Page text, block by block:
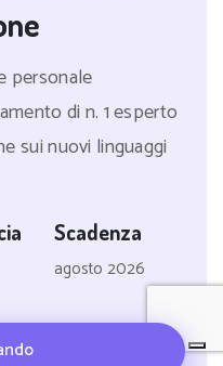
personale
di n. 1 esperto
sui nuovi linguaggi
Scadenza
agosto 2026